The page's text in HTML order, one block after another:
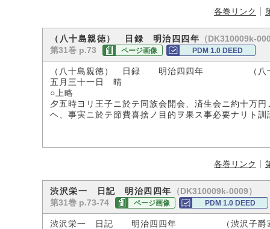
各巻リンク
（八十島親徳） 日録 明治四四年 （DK310009k-
第31巻 p.73
ページ画像 PDM 1.0 DEED
（八十島親徳） 日録 明治四四年 （八十
五月三十一日 晴
○上略
夕五時ヨリ王子ニ於テ同族会開会、済生会ニ約十万
ヘ、事実ニ於テ節費喜捨ノ目的ヲ果ス事必要ナリト
各巻リンク
渋沢栄一 日記 明治四四年
（DK310009k-0009）
第31巻 p.73-74
ページ画像 PDM 1.0 DEED
渋沢栄一 日記 明治四四年 （渋沢子爵家